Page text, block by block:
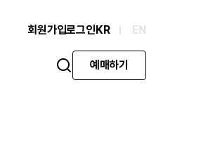
회원가입로그인KR EN
예매하기